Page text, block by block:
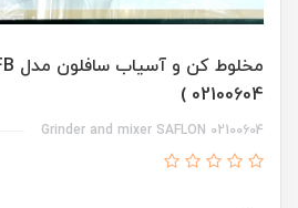
02100604 )
02100604 Grinder and mixer SAFLON